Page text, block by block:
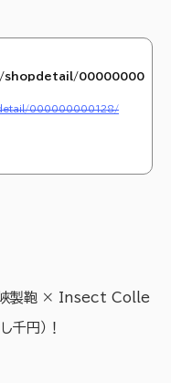
00000000
000000000128/
峽製鞄 × Insect Colle
円）！